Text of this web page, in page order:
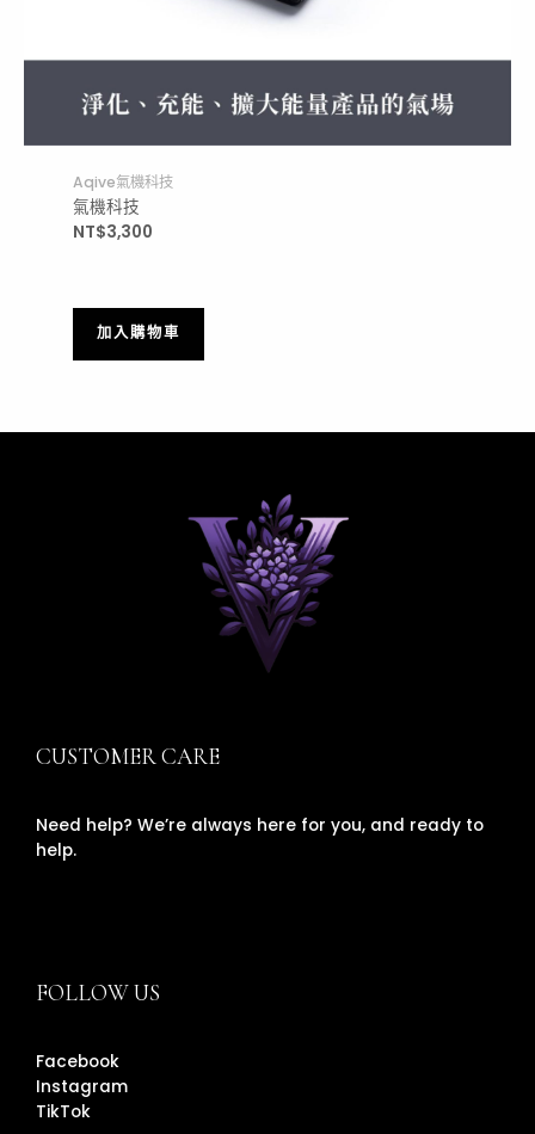
Aqive氣機科技
氣機科技
NT$3,300
加入購物車
CUSTOMER CARE
Need help? We’re always here for you, and ready to
help.
FOLLOW US
Facebook
Instagram
TikTok